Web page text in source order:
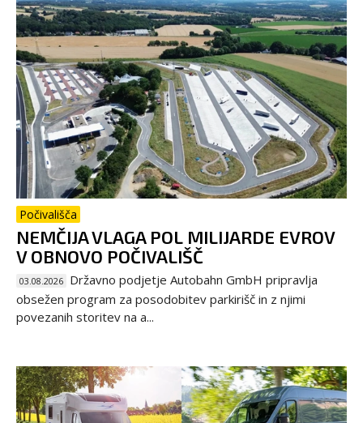
Počivališča
NEMČIJA VLAGA POL MILIJARDE EVROV
V OBNOVO POČIVALIŠČ
03.08.2026 Državno podjetje Autobahn GmbH pripravlja
obsežen program za posodobitev parkirišč in z njimi
povezanih storitev na a...